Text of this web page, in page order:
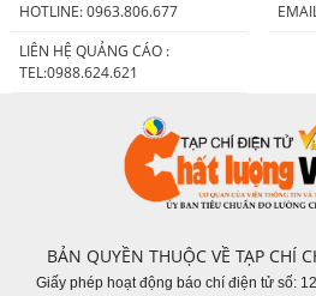
HOTLINE: 0963.806.677
LIÊN HỆ QUẢNG CÁO :
TEL:0988.624.621
BẢN QUYỀN THUỘC VỀ TẠP CHÍ
Giấy phép hoạt động báo chí điện tử số: